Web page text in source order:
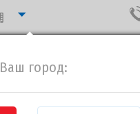
Ваш город:
СОТРУДНИЧЕСТВО